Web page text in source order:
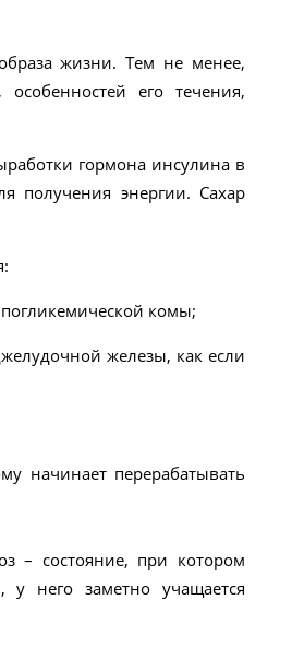
жизни. Тем не менее,
его течения,
гормона инсулина в
получения энергии. Сахар
комы;
железы, как если
начинает перерабатывать
– состояние, при котором
у него заметно учащается